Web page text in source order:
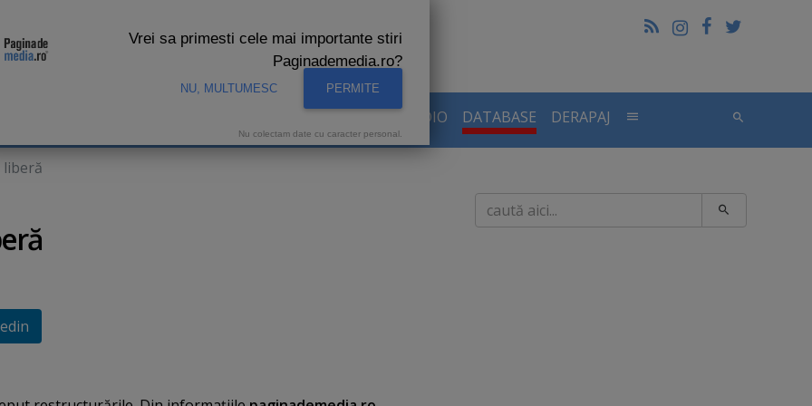
AUDIENTE RADIO DATABASE DERAPAJ
liberă
Caută
Vrei sa primesti cele mai importante stiri
Paginademedia.ro?
NU, MULTUMESC PERMITE
Nu colectam date cu caracter personal.